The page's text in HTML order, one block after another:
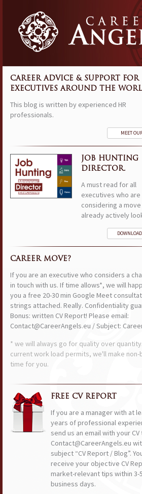
CAREER ADVICE & SUPPORT FOR
EXECUTIVES AROUND THE
This blog is written by experienced HR
professionals.
MEET
JOB HUNTING
DIRECTOR.
A must read for all
executives who are
considering a
already actively
CAREER MOVE?
If you are an executive who considers a
in touch with us. If time allows*, we will
you a free 20-30 min Google Meet
strings attached. Really. Confidentiality
Bonus: written CV Report! Please email:
Contact@CareerAngels.eu / Subject:
* we will always go for quality over
current work load permits, we'll make non-
time for you.
FREE CV REPORT
If you are a manager with at
years of professional
send us an email with your CV
Contact@CareerAngels.eu
subject “CV Report / Blog”.
receive your objective CV
market-relevant tips within 3-5
business days.